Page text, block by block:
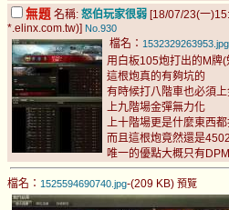
無題 名稱: 怒伯玩家很弱 [18/07/23(一
*.elinx.com.tw)] No.930
檔名： 1532329263953.jpg
用白板105炮打出的M牌(
這根炮真的有夠坑的
有時候打八階車也必須
上九階場金彈無力化
上十階場更是什麼東西
而且這根炮竟然還是
唯一的優點大概只有
檔名： 1525594690740.jpg-(209 KB) 預覽